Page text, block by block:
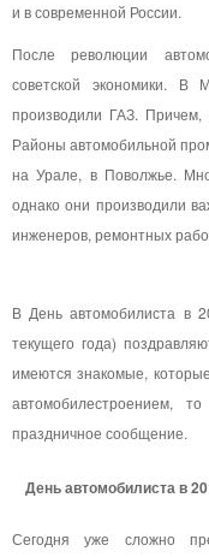
и в современной России.
После революции
советской экономики.
производили ГАЗ. Причем,
Районы автомобильной
на Урале, в Поволжье.
однако они производили
инженеров, ремонтных
В День автомобилиста в
текущего года)
имеются знакомые,
автомобилестроением,
праздничное сообщение.
День автомобилиста в
Сегодня уже сложно